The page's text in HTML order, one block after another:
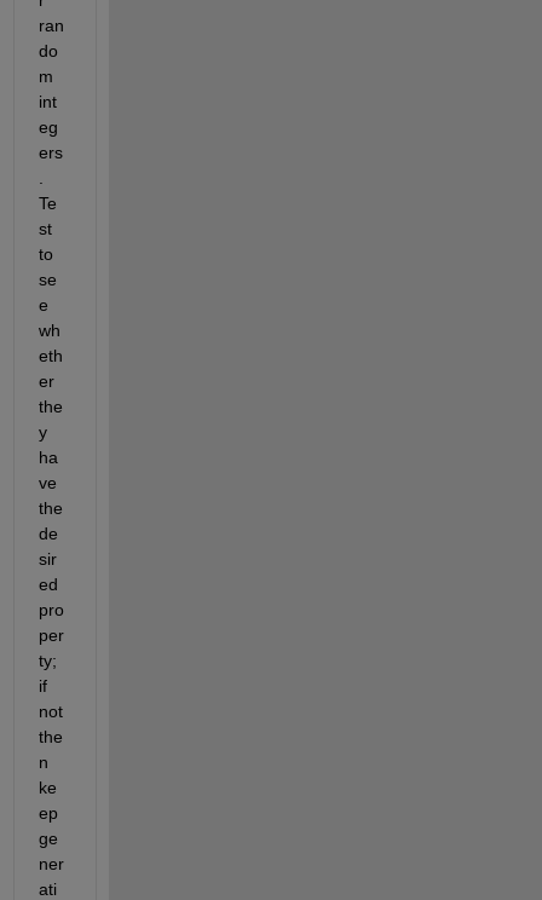
ran
do
m
int
eg
ers
.
Te
st
to
se
e
wh
eth
er
the
y
ha
ve
the
de
sir
ed
pro
per
ty;
if
not
the
n
ke
ep
ge
ner
ati